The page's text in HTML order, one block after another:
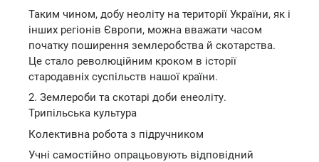
Таким чином, добу неоліту на території України, як і
інших регіонів Європи, можна вважати часом
початку поширення землеробства й скотарства.
Це стало революційним кроком в історії
стародавніх суспільств нашої країни.
2. Землероби та скотарі доби енеоліту.
Трипільська культура
Колективна робота з підручником
Учні самостійно опрацьовують відповідний